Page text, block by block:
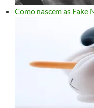
Como nascem as Fake